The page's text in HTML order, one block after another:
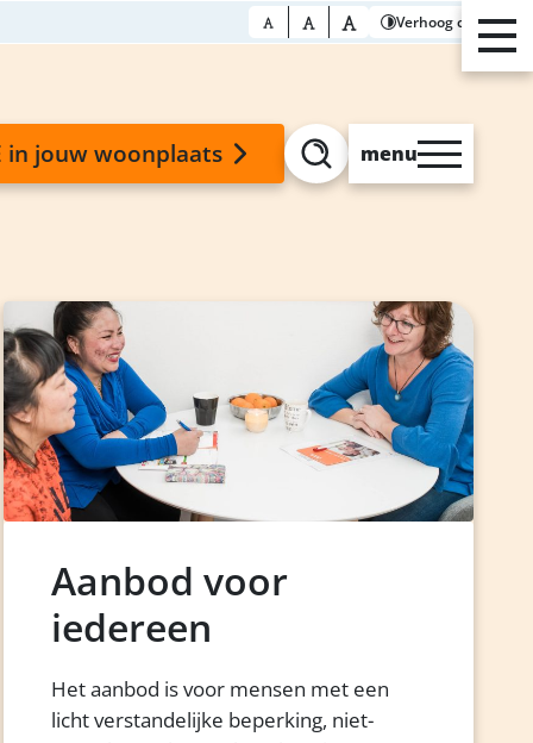
Verhoog contrast
in jouw woonplaats Zoeken
menu
Aanbod voor
iedereen
Het aanbod is voor mensen met een
licht verstandelijke beperking, niet-